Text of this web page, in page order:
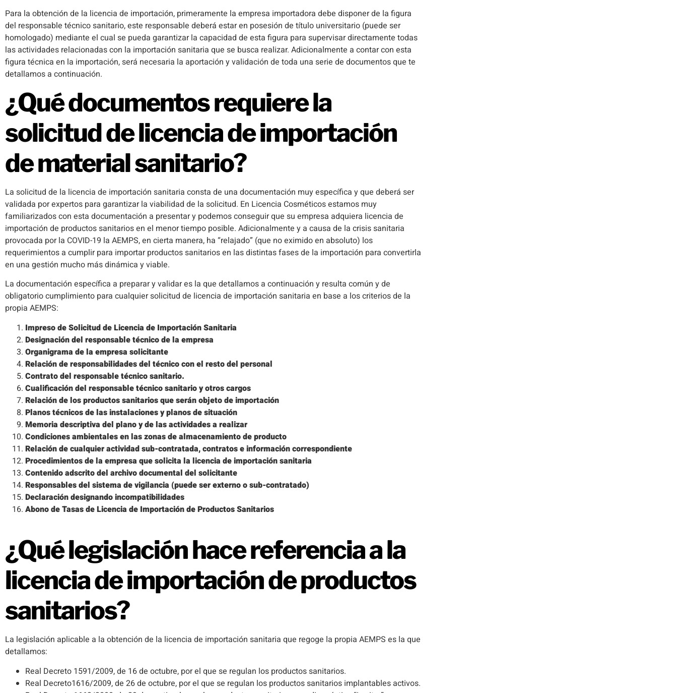
Para la obtención de la licencia de importación, primeramente la empresa importadora debe disponer de la figura
del responsable técnico sanitario, este responsable deberá estar en posesión de título universitario (puede ser
homologado) mediante el cual se pueda garantizar la capacidad de esta figura para supervisar directamente todas
las actividades relacionadas con la importación sanitaria que se busca realizar. Adicionalmente a contar con esta
figura técnica en la importación, será necesaria la aportación y validación de toda una serie de documentos que te
detallamos a continuación.
¿Qué documentos requiere la
solicitud de licencia de importación
de material sanitario?
La solicitud de la licencia de importación sanitaria consta de una documentación muy específica y que deberá ser
validada por expertos para garantizar la viabilidad de la solicitud. En Licencia Cosméticos estamos muy
familiarizados con esta documentación a presentar y podemos conseguir que su empresa adquiera licencia de
importación de productos sanitarios en el menor tiempo posible. Adicionalmente y a causa de la crisis sanitaria
provocada por la COVID-19 la AEMPS, en cierta manera, ha “relajado” (que no eximido en absoluto) los
requerimientos a cumplir para importar productos sanitarios en las distintas fases de la importación para convertirla
en una gestión mucho más dinámica y viable.
La documentación específica a preparar y validar es la que detallamos a continuación y resulta común y de
obligatorio cumplimiento para cualquier solicitud de licencia de importación sanitaria en base a los criterios de la
propia AEMPS:
Impreso de Solicitud de Licencia de Importación Sanitaria
Designación del responsable técnico de la empresa
Organigrama de la empresa solicitante
Relación de responsabilidades del técnico con el resto del personal
Contrato del responsable técnico sanitario.
Cualificación del responsable técnico sanitario y otros cargos
Relación de los productos sanitarios que serán objeto de importación
Planos técnicos de las instalaciones y planos de situación
Memoria descriptiva del plano y de las actividades a realizar
Condiciones ambientales en las zonas de almacenamiento de producto
Relación de cualquier actividad sub-contratada, contratos e información correspondiente
Procedimientos de la empresa que solicita la licencia de importación sanitaria
Contenido adscrito del archivo documental del solicitante
Responsables del sistema de vigilancia (puede ser externo o sub-contratado)
Declaración designando incompatibilidades
Abono de Tasas de Licencia de Importación de Productos Sanitarios
¿Qué legislación hace referencia a la
licencia de importación de productos
sanitarios?
La legislación aplicable a la obtención de la licencia de importación sanitaria que regoge la propia AEMPS es la que
detallamos:
Real Decreto 1591/2009, de 16 de octubre, por el que se regulan los productos sanitarios.
Real Decreto1616/2009, de 26 de octubre, por el que se regulan los productos sanitarios implantables activos.